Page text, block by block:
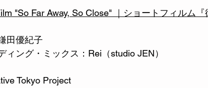
"So Far Away, So Close" ｜ショートフィルム『
田優紀子
ィング・ミックス：Rei（studio JEN）
Tokyo Project